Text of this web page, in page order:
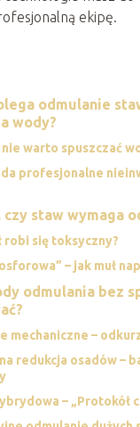
ekipę.
odmulanie
wody?
warto spuszczać
profesjonalne
czy staw wymaga
robi się toksyczny?
– jak muł
odmulania bez
mechaniczne –
redukcja osadów –
– „Protokół